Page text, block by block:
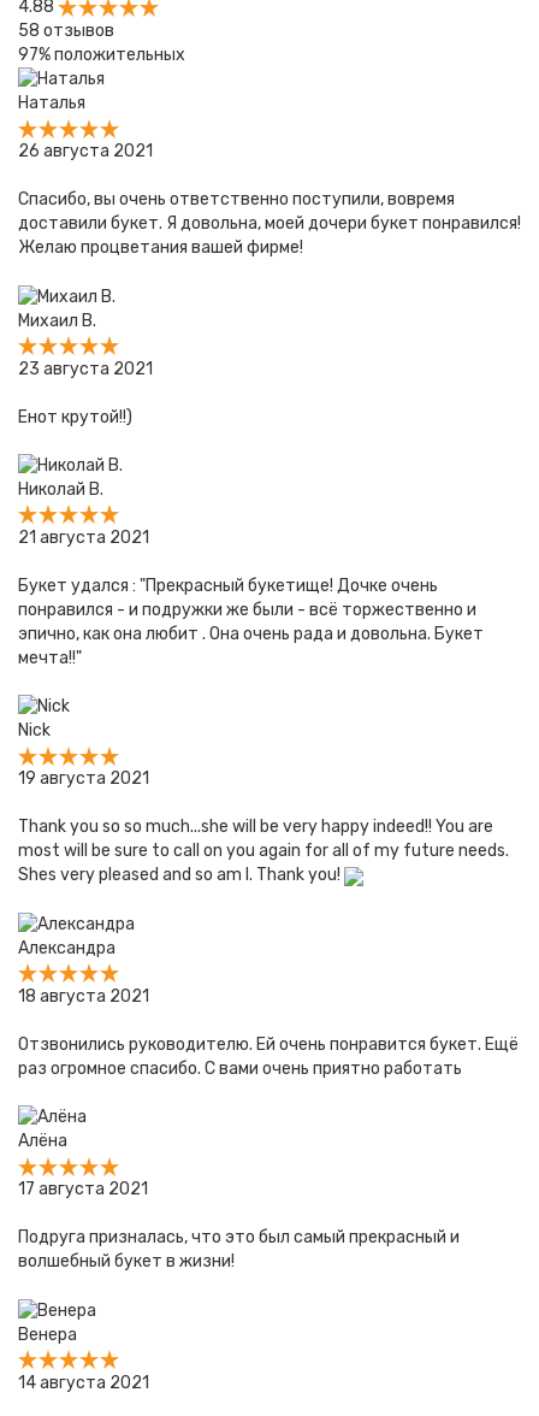
4.88
58 отзывов
97%положительных
Наталья
26 августа 2021
Спасибо, вы очень ответственно поступили, вовремя
доставили букет. Я довольна, моей дочери букет понравился!
Желаю процветания вашей фирме!
Михаил В.
23 августа 2021
Енот крутой!!)
Николай В.
21 августа 2021
Букет удался : "Прекрасный букетище! Дочке очень
понравился - и подружки же были - всё торжественно и
эпично, как она любит . Она очень рада и довольна. Букет
мечта!!"
Nick
19 августа 2021
Thank you so so much...she will be very happy indeed!! You are
most will be sure to call on you again for all of my future needs.
Shes very pleased and so am I. Thank you!
Александра
18 августа 2021
Отзвонились руководителю. Ей очень понравится букет. Ещё
раз огромное спасибо. С вами очень приятно работать
Алёна
17 августа 2021
Подруга призналась, что это был самый прекрасный и
волшебный букет в жизни!
Венера
14 августа 2021